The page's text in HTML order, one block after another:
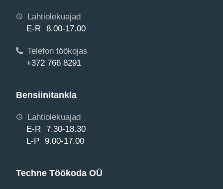
Lahtiolekuajad
E-R 8.00-17.00
Telefon töökojas
+372 766 8291
Bensiinitankla
Lahtiolekuajad
E-R 7.30-18.30
L-P 9.00-17.00
Techne Töökoda OÜ